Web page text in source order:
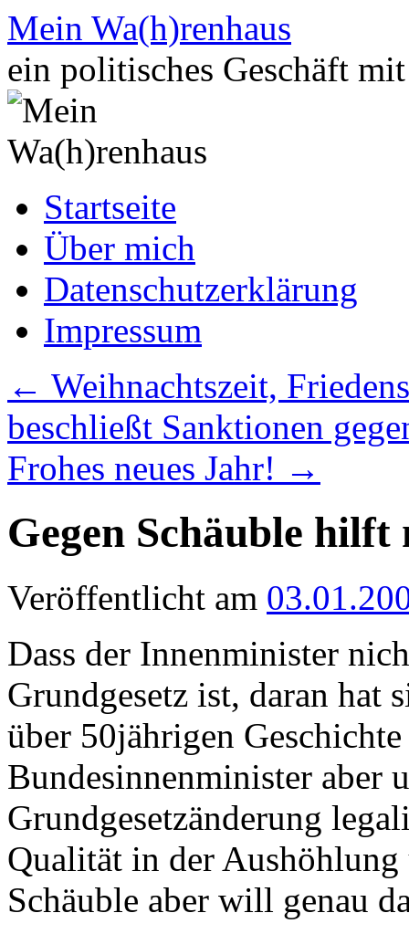
Zum
Inhalt
springen
Mein Wa(h)renhaus
ein politisches Geschäft
Startseite
Über mich
Datenschutzerklärung
Impressum
← Weihnachtszeit,
beschließt Sanktionen
Frohes neues Jahr! →
Gegen Schäuble
Veröffentlicht am
Dass der Innenminister
Grundgesetz ist, daran hat
über 50jährigen
Bundesinnenminister aber
Grundgesetzänderung
Qualität in der
Schäuble aber will genau